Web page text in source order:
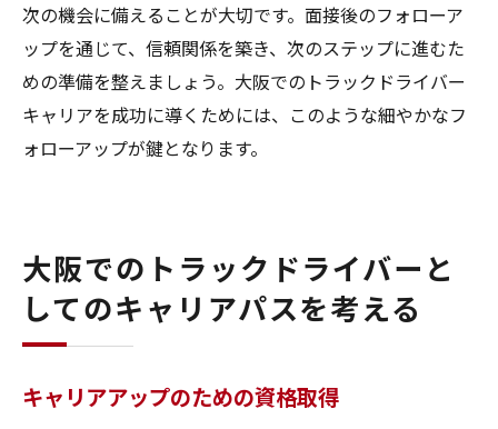
次の機会に備えることが大切です。面接後のフォローア
ップを通じて、信頼関係を築き、次のステップに進むた
めの準備を整えましょう。大阪でのトラックドライバー
キャリアを成功に導くためには、このような細やかなフ
ォローアップが鍵となります。
大阪でのトラックドライバーと
してのキャリアパスを考える
キャリアアップのための資格取得